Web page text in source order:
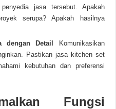
jasa tersebut. Apakah
serupa? Apakah hasilnya
dengan Detail
Komunikasikan
Pastikan jasa kitchen set
kebutuhan dan preferensi
Fungsi